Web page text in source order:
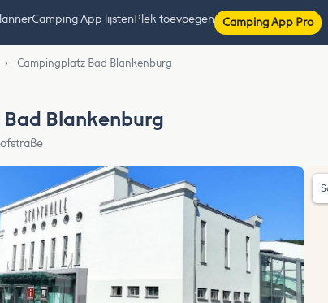
Camping App lijstenPlek toevoegen Camping App Pro
› Campingplatz Bad Blankenburg
Blankenburg